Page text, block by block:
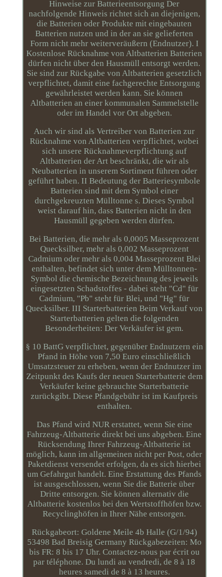
Hinweise zur Batterieentsorgung Der
nachfolgende Hinweis richtet sich an diejenigen,
die Batterien oder Produkte mit eingebauten
Batterien nutzen und in der an sie gelieferten
Form nicht mehr weiterveräußern (Endnutzer). I
Kostenlose Rücknahme von Altbatterien Batterien
dürfen nicht über den Hausmüll entsorgt werden.
Sie sind zur Rückgabe von Altbatterien gesetzlich
verpflichtet, damit eine fachgerechte Entsorgung
gewährleistet werden kann. Sie können
Altbatterien an einer kommunalen Sammelstelle
oder im Handel vor Ort abgeben.
Auch wir sind als Vertreiber von Batterien zur
Rücknahme von Altbatterien verpflichtet, wobei
sich unsere Rücknahmeverpflichtung auf
Altbatterien der Art beschränkt, die wir als
Neubatterien in unserem Sortiment führen oder
geführt haben. II Bedeutung der Batteriesymbole
Batterien sind mit dem Symbol einer
durchgekreuzten Mülltonne s. Dieses Symbol
weist darauf hin, dass Batterien nicht in den
Hausmüll gegeben werden dürfen.
Bei Batterien, die mehr als 0,0005 Masseprozent
Quecksilber, mehr als 0,002 Masseprozent
Cadmium oder mehr als 0,004 Masseprozent Blei
enthalten, befindet sich unter dem Mülltonnen-
Symbol die chemische Bezeichnung des jeweils
eingesetzten Schadstoffes - dabei steht "Cd" für
Cadmium, "Pb" steht für Blei, und "Hg" für
Quecksilber. III Starterbatterien Beim Verkauf von
Starterbatterien gelten die folgenden
Besonderheiten: Der Verkäufer ist gem.
§ 10 BattG verpflichtet, gegenüber Endnutzern ein
Pfand in Höhe von 7,50 Euro einschließlich
Umsatzsteuer zu erheben, wenn der Endnutzer im
Zeitpunkt des Kaufs der neuen Starterbatterie dem
Verkäufer keine gebrauchte Starterbatterie
zurückgibt. Diese Pfandgebühr ist im Kaufpreis
enthalten.
Das Pfand wird NUR erstattet, wenn Sie eine
Fahrzeug-Altbatterie direkt bei uns abgeben. Eine
Rücksendung Ihrer Fahrzeug-Altbatterie ist
möglich, kann im allgemeinen nicht per Post, oder
Paketdienst versendet erfolgen, da es sich hierbei
um Gefahrgut handelt. Eine Erstattung des Pfands
ist ausgeschlossen, wenn Sie die Batterie über
Dritte entsorgen. Sie können alternativ die
Altbatterie kostenlos bei den Wertstoffhöfen bzw.
Recyclinghöfen in Ihrer Nähe entsorgen.
Rückgabeort: Goldene Meile 4b Halle (G/1/94)
53498 Bad Breisig Germany Rückgabezeiten: Mo
bis FR: 8 bis 17 Uhr. Contactez-nous par écrit ou
par téléphone. Du lundi au vendredi, de 8 à 18
heures samedi de 8 à 13 heures.